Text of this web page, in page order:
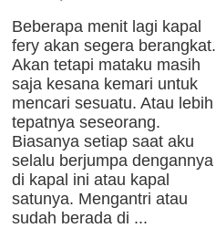
Beberapa menit lagi kapal
fery akan segera berangkat.
Akan tetapi mataku masih
saja kesana kemari untuk
mencari sesuatu. Atau lebih
tepatnya seseorang.
Biasanya setiap saat aku
selalu berjumpa dengannya
di kapal ini atau kapal
satunya. Mengantri atau
sudah berada di ...